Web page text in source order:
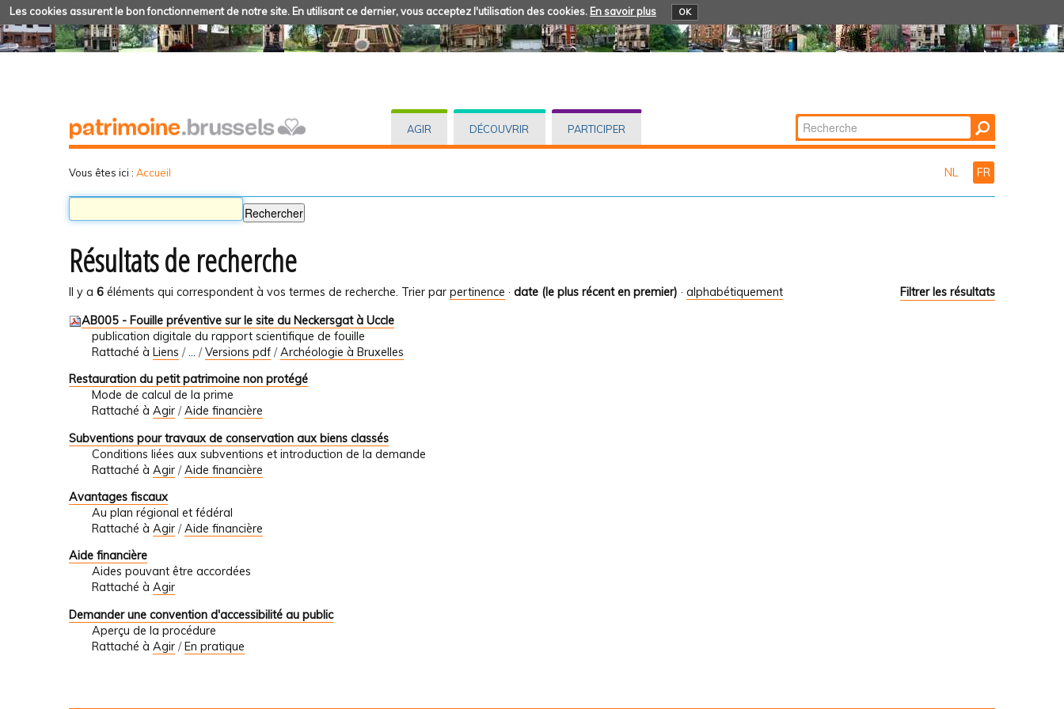
Les cookies assurent le bon fonctionnement de notre site. En utilisant ce dernier, vous acceptez l'utilisation des cookies. En savoir plus OK
AGIR DÉCOUVRIR PARTICIPER Chercher par
Recherche
Vous êtes ici : Accueil NL FR
Résultats de recherche
Il y a 6 éléments qui correspondent à vos termes de recherche. Filtrer les résultats
Trier par pertinence · date (le plus récent en premier) · alphabétiquement
AB005 - Fouille préventive sur le site du Neckersgat à Uccle
publication digitale du rapport scientifique de fouille
Rattaché à Liens /… /Versions pdf /Archéologie à Bruxelles
Restauration du petit patrimoine non protégé
Mode de calcul de la prime
Rattaché à Agir /Aide financière
Subventions pour travaux de conservation aux biens classés
Conditions liées aux subventions et introduction de la demande
Rattaché à Agir /Aide financière
Avantages fiscaux
Au plan régional et fédéral
Rattaché à Agir /Aide financière
Aide financière
Aides pouvant être accordées
Rattaché à Agir
Demander une convention d'accessibilité au public
Aperçu de la procédure
Rattaché à Agir /En pratique